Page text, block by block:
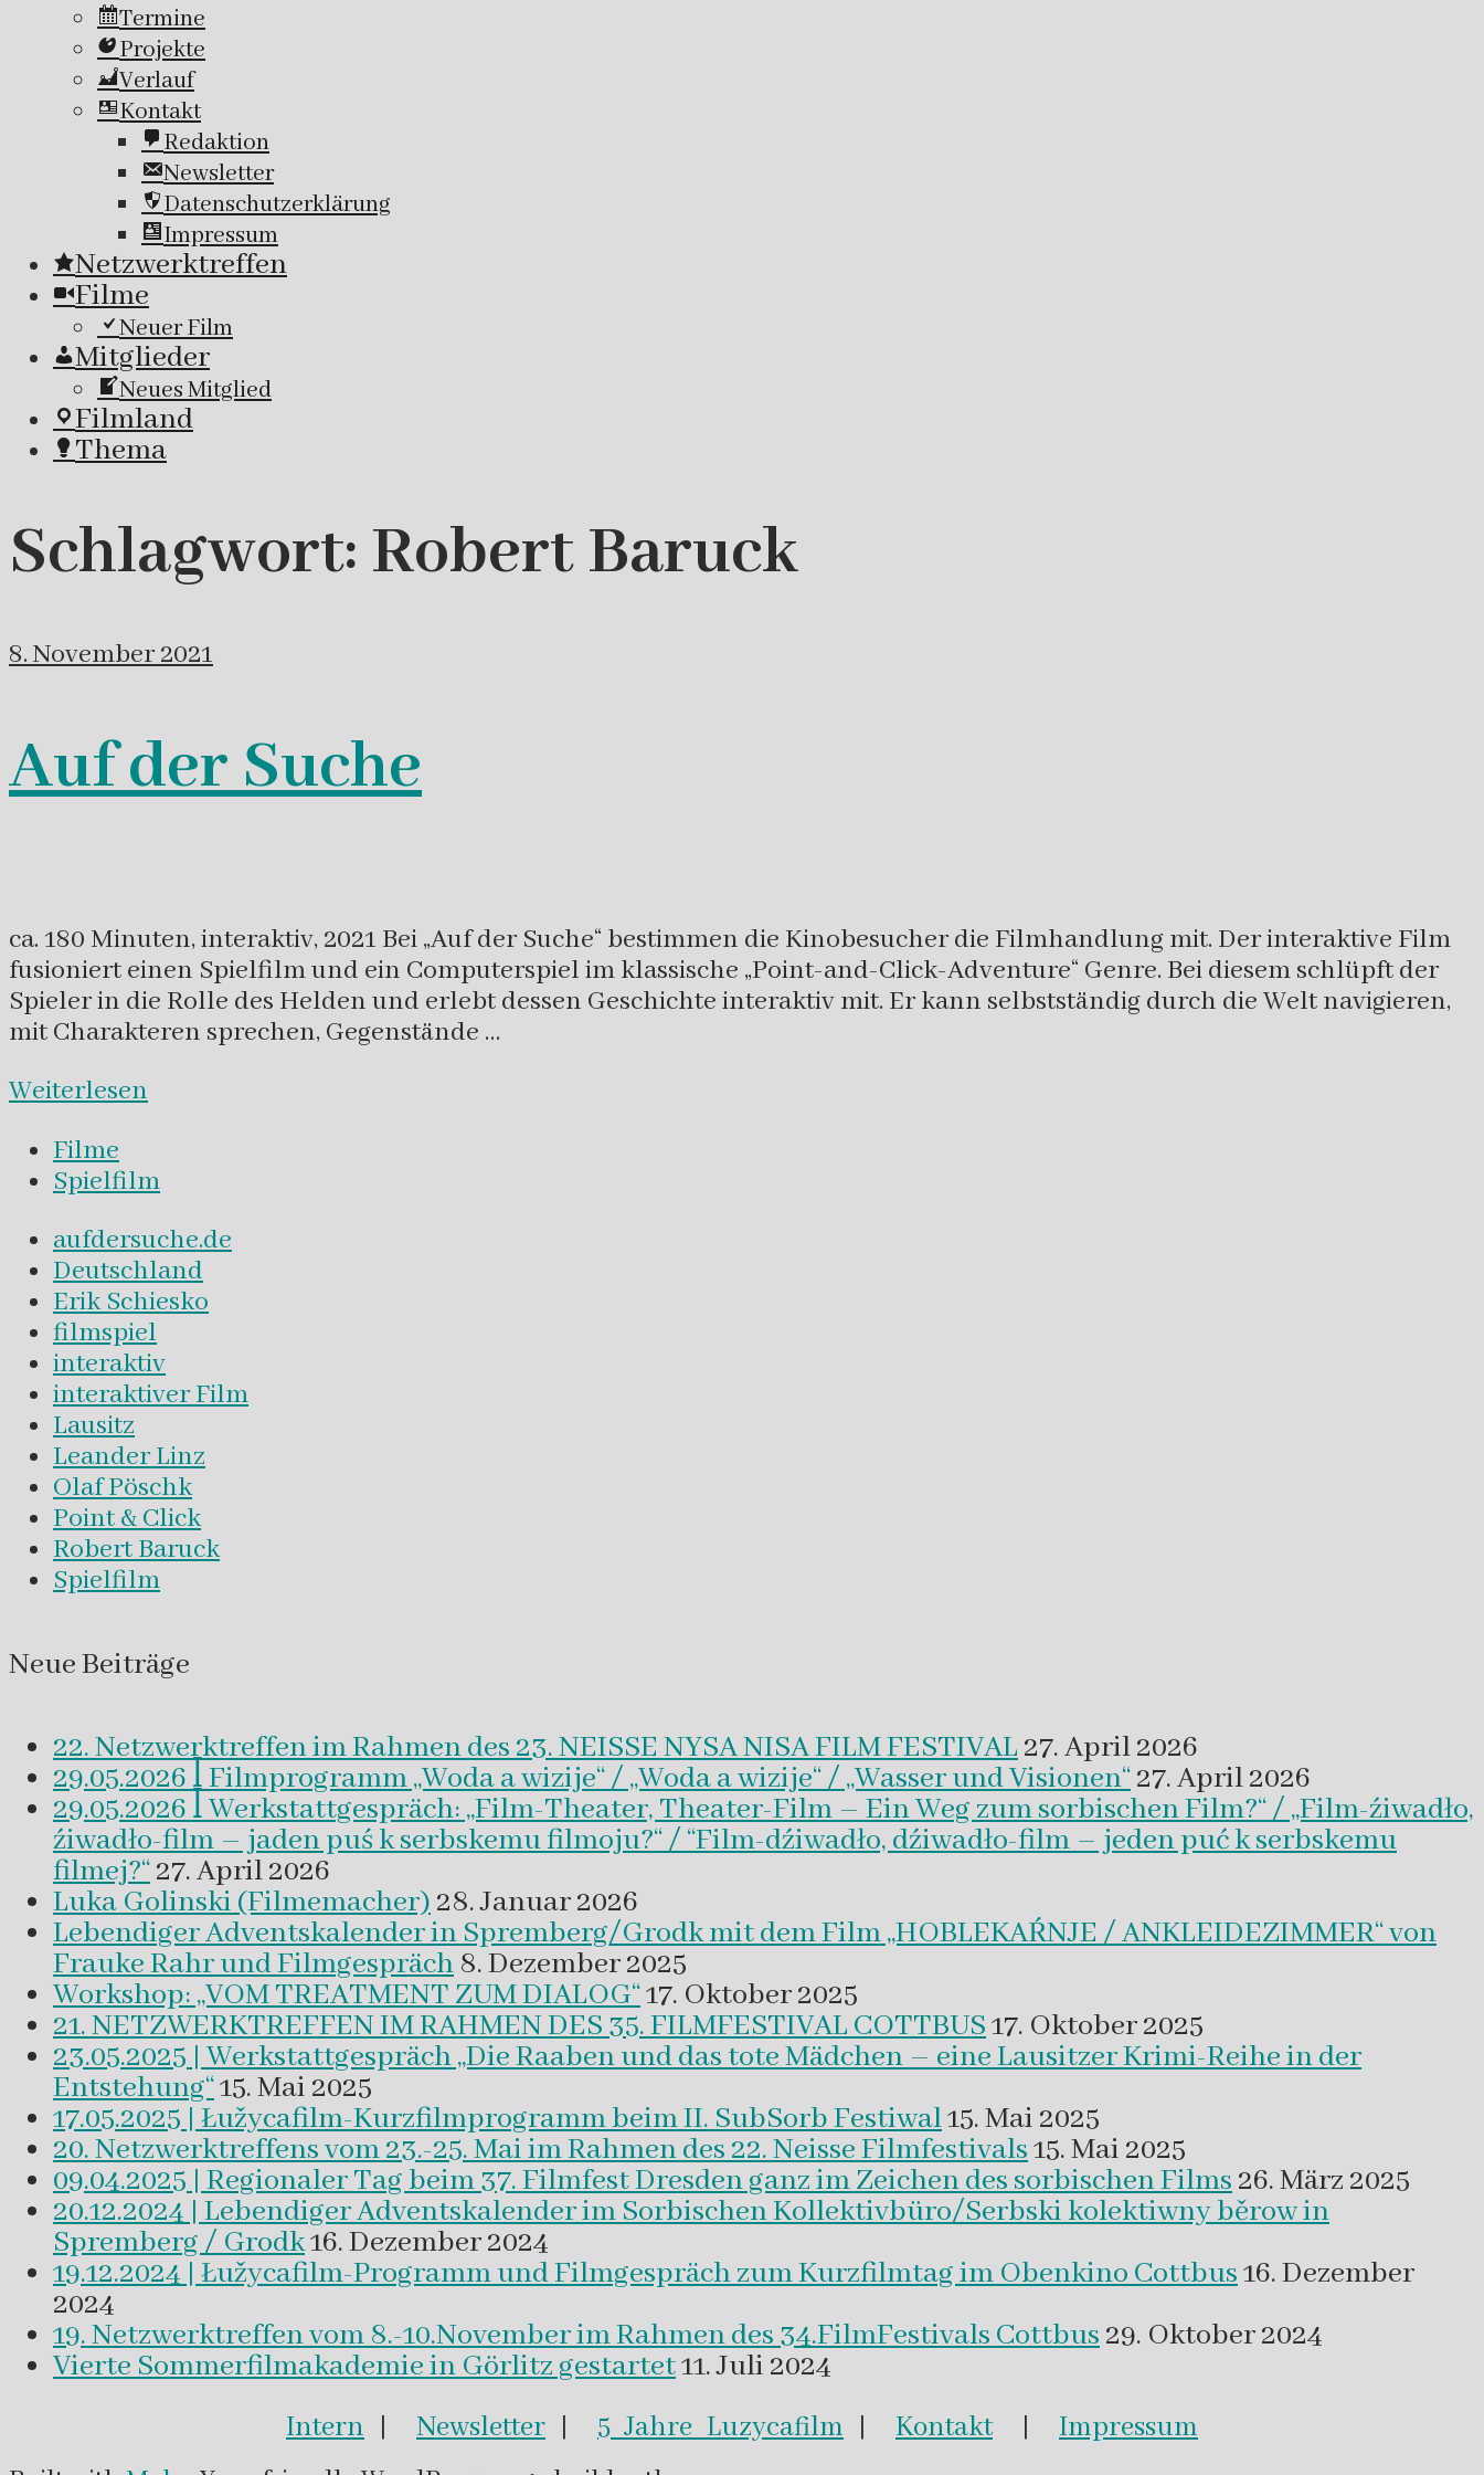
Termine
Projekte
Verlauf
Kontakt
Redaktion
Newsletter
Datenschutzerklärung
Impressum
Netzwerktreffen
Filme
Neuer Film
Mitglieder
Neues Mitglied
Filmland
Thema
Schlagwort: Robert Baruck
8. November 2021
Auf der Suche
ca. 180 Minuten, interaktiv, 2021 Bei „Auf der Suche“ bestimmen die Kinobesucher die Filmhandlung mit. Der interaktive Film
fusioniert einen Spielfilm und ein Computerspiel im klassische „Point-and-Click-Adventure“ Genre. Bei diesem schlüpft der
Spieler in die Rolle des Helden und erlebt dessen Geschichte interaktiv mit. Er kann selbstständig durch die Welt navigieren,
mit Charakteren sprechen, Gegenstände …
Weiterlesen
Filme
Spielfilm
aufdersuche.de
Deutschland
Erik Schiesko
filmspiel
interaktiv
interaktiver Film
Lausitz
Leander Linz
Olaf Pöschk
Point & Click
Robert Baruck
Spielfilm
Neue Beiträge
22. Netzwerktreffen im Rahmen des 23. NEISSE NYSA NISA FILM FESTIVAL27. April 2026
29.05.2026 ꟾ Filmprogramm „Woda a wizije“ / „Woda a wizije“ / „Wasser und Visionen“27. April 2026
29.05.2026 ꟾ Werkstattgespräch: „Film-Theater, Theater-Film – Ein Weg zum sorbischen Film?“ / „Film-źiwadło,
źiwadło-film – jaden puś k serbskemu filmoju?“ / “Film-dźiwadło, dźiwadło-film – jeden puć k serbskemu
filmej?“27. April 2026
Luka Golinski (Filmemacher)28. Januar 2026
Lebendiger Adventskalender in Spremberg/Grodk mit dem Film „HOBLEKAŔNJE / ANKLEIDEZIMMER“ von
Frauke Rahr und Filmgespräch 8. Dezember 2025
Workshop: „VOM TREATMENT ZUM DIALOG“17. Oktober 2025
21. NETZWERKTREFFEN IM RAHMEN DES 35. FILMFESTIVAL COTTBUS17. Oktober 2025
23.05.2025 | Werkstattgespräch „Die Raaben und das tote Mädchen – eine Lausitzer Krimi-Reihe in der
Entstehung“15. Mai 2025
17.05.2025 | Łužycafilm-Kurzfilmprogramm beim II. SubSorb Festiwal15. Mai 2025
20. Netzwerktreffens vom 23.-25. Mai im Rahmen des 22. Neisse Filmfestivals15. Mai 2025
09.04.2025 | Regionaler Tag beim 37. Filmfest Dresden ganz im Zeichen des sorbischen Films26. März 2025
20.12.2024 | Lebendiger Adventskalender im Sorbischen Kollektivbüro/Serbski kolektiwny běrow in
Spremberg / Grodk16. Dezember 2024
19.12.2024 | Łužycafilm-Programm und Filmgespräch zum Kurzfilmtag im Obenkino Cottbus16. Dezember
2024
19. Netzwerktreffen vom 8.-10.November im Rahmen des 34.FilmFestivals Cottbus29. Oktober 2024
Vierte Sommerfilmakademie in Görlitz gestartet11. Juli 2024
Intern | Newsletter | 5 Jahre Luzycafilm | Kontakt| Impressum